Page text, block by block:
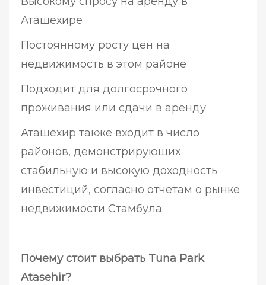
Аташехире
Постоянному росту цен на
недвижимость в этом районе
Подходит для долгосрочного
проживания или сдачи в аренду
Аташехир также входит в число
районов, демонстрирующих
стабильную и высокую доходность
инвестиций, согласно отчетам о рынке
недвижимости Стамбула.
Почему стоит выбрать Tuna Park
Atasehir?